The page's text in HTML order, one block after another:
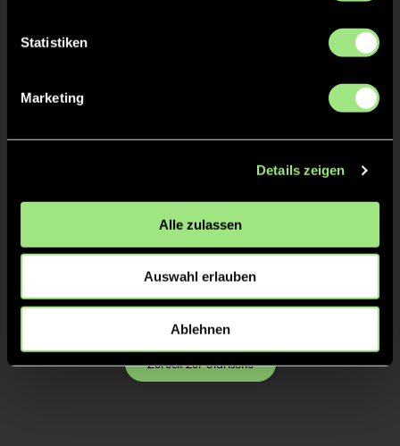
Statistiken
Marketing
Details zeigen
Alle zulassen
Auswahl erlauben
Ablehnen
Bettina
Pfeffer
Zurück zur Startseite